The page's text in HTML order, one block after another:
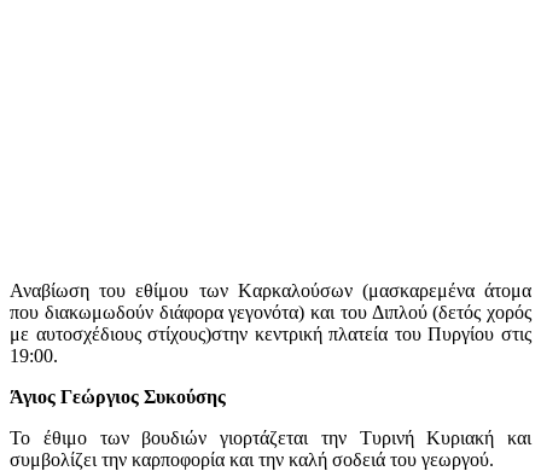
Αναβίωση του εθίμου των Kαρκαλούσων (μασκαρεμένα άτομα
που διακωμωδούν διάφορα γεγονότα) και του Διπλού (δετός χορός
με αυτοσχέδιους στίχους)στην κεντρική πλατεία του Πυργίου στις
19:00.
Άγιος Γεώργιος Συκούσης
Το έθιμο των βουδιών γιορτάζεται την Τυρινή Κυριακή και
συμβολίζει την καρποφορία και την καλή σοδειά του γεωργού.